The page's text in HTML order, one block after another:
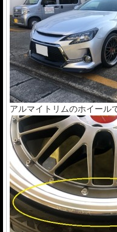
アルマイトリムのホイール